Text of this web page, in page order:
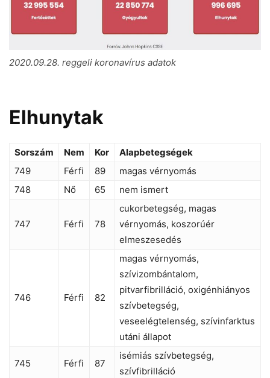
2020.09.28. reggeli koronavírus adatok
Elhunytak
Sorszám Nem Kor
Alapbetegségek
749
Férfi 89
magas vérnyomás
748
Nő 65 nem ismert
747 Férfi 78
cukorbetegség, magas
vérnyomás, koszorúér
elmeszesedés
746 Férfi 82
magas vérnyomás,
szívizombántalom,
pitvarfibrilláció, oxigénhiányos
szívbetegség,
veseelégtelenség, szívinfarktus
utáni állapot
745 Férfi 87
isémiás szívbetegség,
szívfibrilláció